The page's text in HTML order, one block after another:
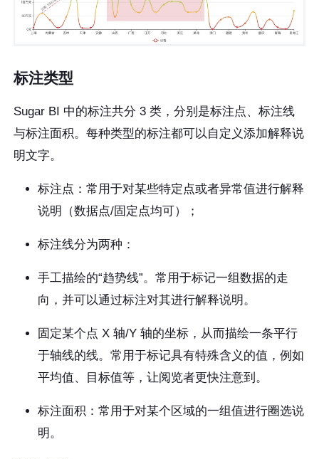
标注类型
Sugar BI 中的标注共分 3 类，分别是标注点、标注线
与标注面积。每种类型的标注都可以自定义添加解释说
明文字。
标注点：常用于对某些特定点或者异常值进行解释
说明（数据点/固定点均可）；
标注线分为两种：
手工描绘的“趋势线”。常用于标记一组数据的走
向，并可以通过标注对其进行解释说明。
固定某个点 X 轴/Y 轴的坐标，从而描绘一条平行
于轴线的线。常用于标记具有特殊含义的值，例如
平均值、目标值等，让阅览者更快注意到。
标注面积：常用于对某个区域的一组值进行圈选说
明。